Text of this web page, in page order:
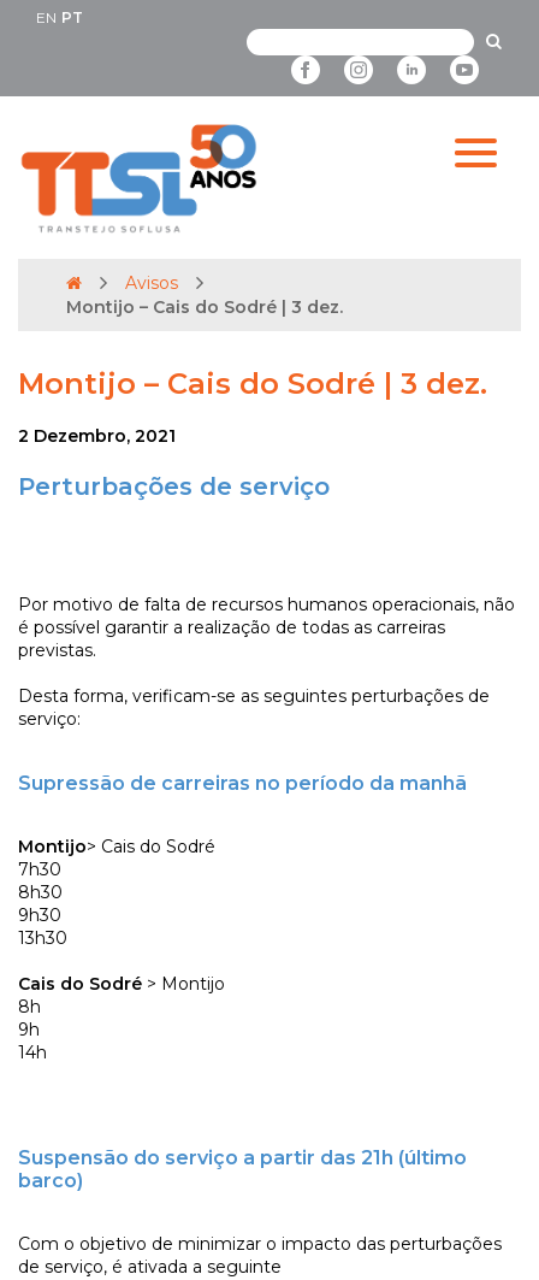
EN PT
Avisos
Montijo – Cais do Sodré | 3 dez.
Montijo – Cais do Sodré | 3 dez.
2 Dezembro, 2021
Perturbações de serviço
Por motivo de falta de recursos humanos operacionais, não
é possível garantir a realização de todas as carreiras
previstas.
Desta forma, verificam-se as seguintes perturbações de
serviço:
Supressão de carreiras no período da manhã
Montijo> Cais do Sodré
7h30
8h30
9h30
13h30
Cais do Sodré > Montijo
8h
9h
14h
Suspensão do serviço a partir das 21h (último
barco)
Com o objetivo de minimizar o impacto das perturbações
de serviço, é ativada a seguinte